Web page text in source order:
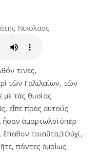
Νικόλαος
τινες,
τῶν Γαλιλαίων, τῶν
μὲ τὰς θυσίας
εἶπε πρὸς αὐτούς·
ἦσαν ἁμαρτωλοὶ ὑπὲρ
ἔπαθον τοιαῦτα;3Οὐχί,
πάντες ὁμοίως